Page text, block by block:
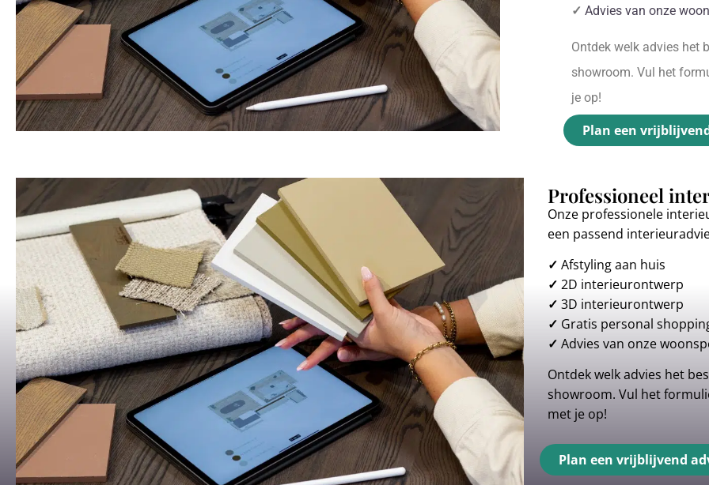
✓ Advies van onze
Ontdek welk advies het
showroom. Vul het
je op!
Plan een
Professioneel
Onze professionele
een passend
✓ Afstyling aan huis
✓ 2D interieurontwerp
✓ 3D interieurontwerp
✓ Gratis personal
✓ Advies van onze
Ontdek welk advies het
showroom. Vul het
met je op!
Plan een vrijblijvend